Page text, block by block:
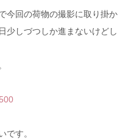
今回の荷物の撮影に取り掛か
少しづつしか進まないけどし
です。